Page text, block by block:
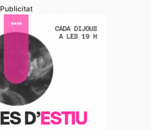
Publicitat